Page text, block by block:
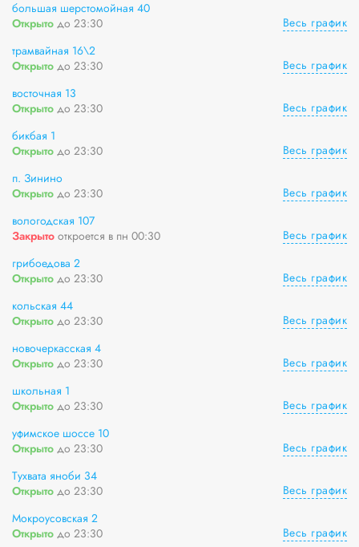
большая шерстомойная 40
Открыто до 23:30
Весь график
трамвайная 16\2
Открыто до 23:30
Весь график
восточная 13
Открыто до 23:30
Весь график
бикбая 1
Открыто до 23:30
Весь график
п. Зинино
Открыто до 23:30
Весь график
вологодская 107
Закрыто откроется в пн 00:30
Весь график
грибоедова 2
Открыто до 23:30
Весь график
кольская 44
Открыто до 23:30
Весь график
новочеркасская 4
Открыто до 23:30
Весь график
школьная 1
Открыто до 23:30
Весь график
уфимское шоссе 10
Открыто до 23:30
Весь график
Тухвата яноби 34
Открыто до 23:30
Весь график
Мокроусовская 2
Открыто до 23:30
Весь график